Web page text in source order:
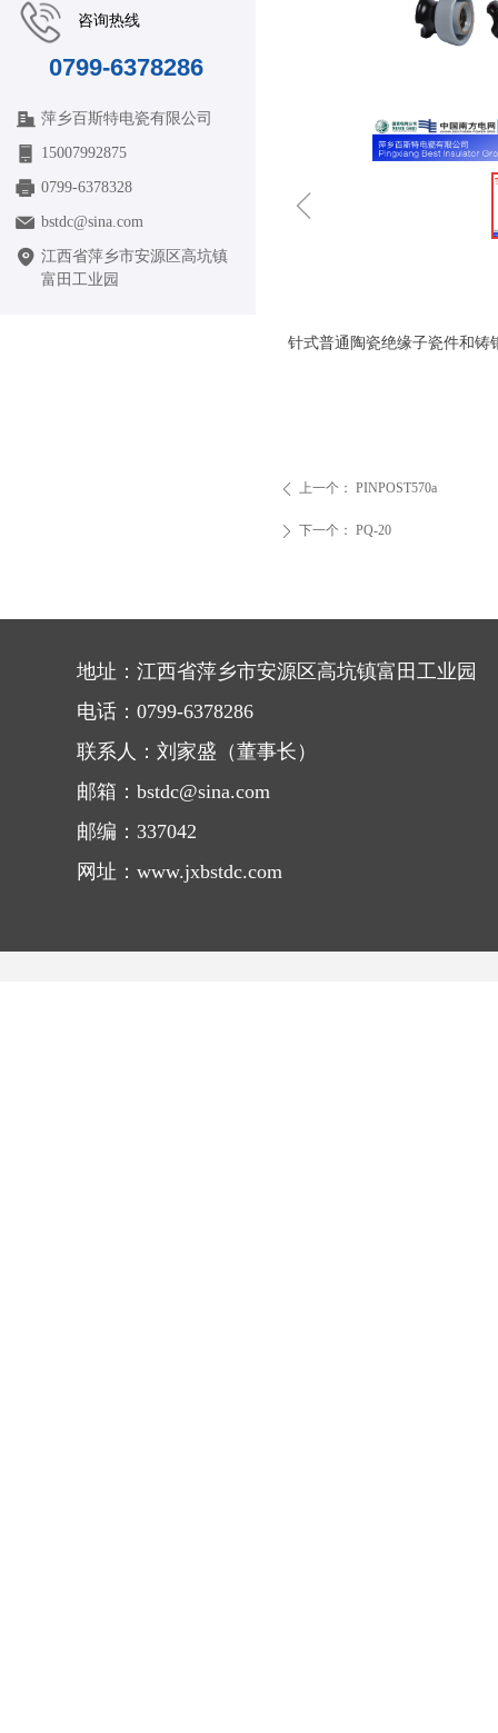
咨询热线
0799-6378286
萍乡百斯特电瓷有限公司
15007992875
0799-6378328
bstdc@sina.com
江西省萍乡市安源区高坑镇
富田工业园
针式普通陶瓷绝缘子瓷件和铸
ꁆ
ꄴ 上一个： PINPOST570a
ꄲ 下一个： PQ-20
地址：江西省萍乡市安源区高坑镇富田工业园
电话：0799-6378286
联系人：刘家盛（董事长）
邮箱：bstdc@sina.com
邮编：337042
网址：www.jxbstdc.com